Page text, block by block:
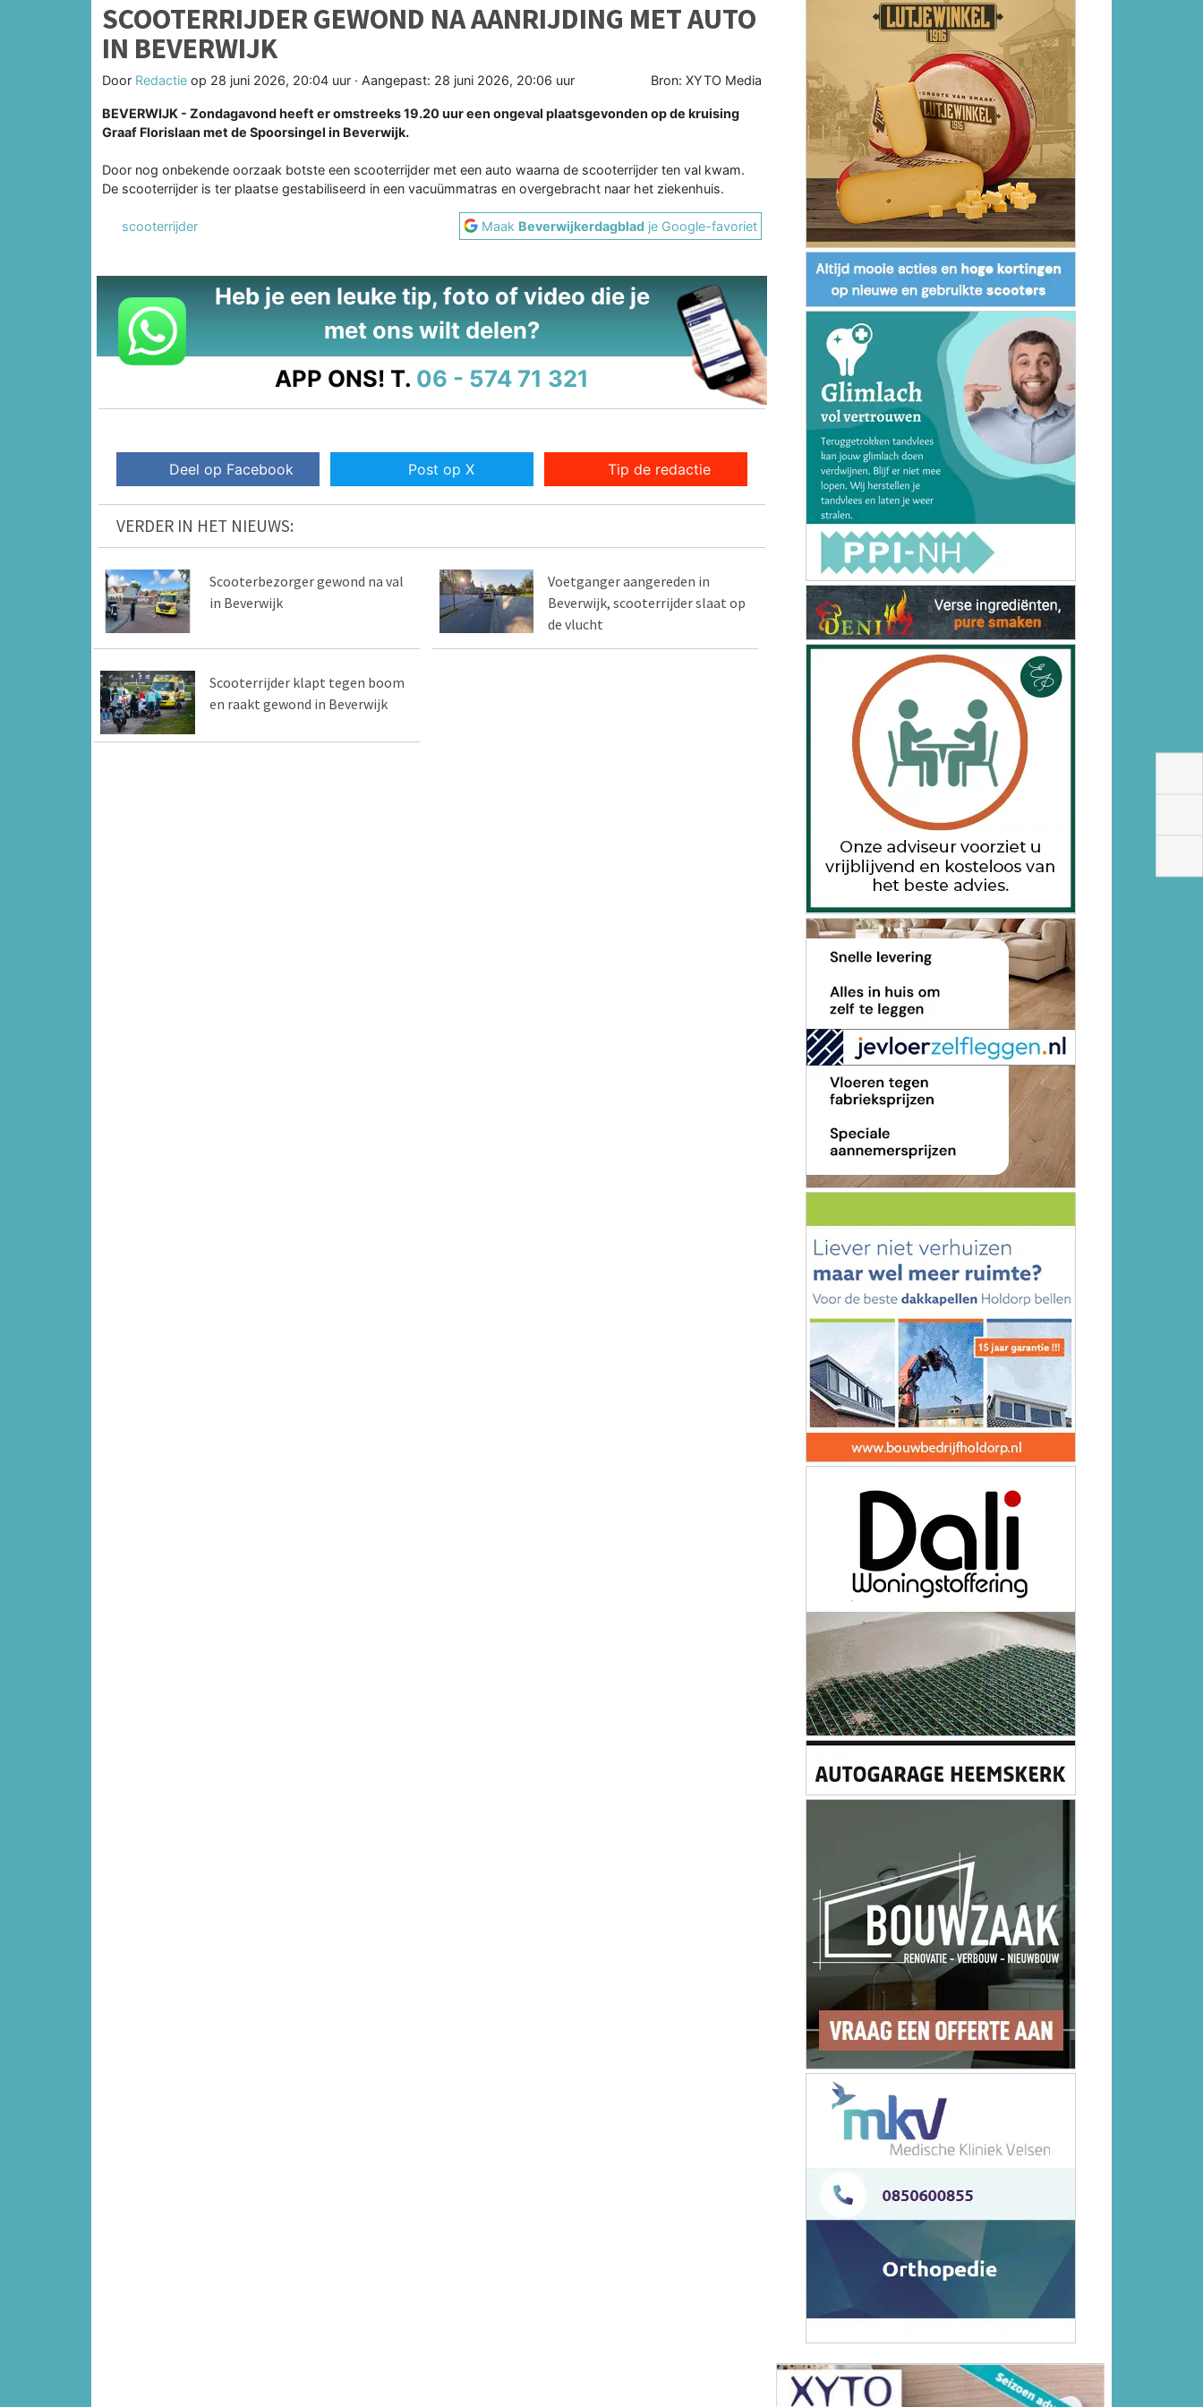
SCOOTERRIJDER GEWOND NA AANRIJDING MET AUTO
IN BEVERWIJK
Door Redactie op 28 juni 2026, 20:04 uur · Aangepast: 28 juni 2026, 20:06 uur Bron: XYTO Media
BEVERWIJK - Zondagavond heeft er omstreeks 19.20 uur een ongeval plaatsgevonden op de kruising
Graaf Florislaan met de Spoorsingel in Beverwijk.
Door nog onbekende oorzaak botste een scooterrijder met een auto waarna de scooterrijder ten val kwam.
De scooterrijder is ter plaatse gestabiliseerd in een vacuümmatras en overgebracht naar het ziekenhuis.
scooterrijder Maak Beverwijkerdagblad je Google-favoriet
Heb je een leuke tip, foto of video die je
met ons wilt delen?
APP ONS! T. 06 - 574 71 321
Deel op Facebook Post op X Tip de redactie
VERDER IN HET NIEUWS:
Scooterbezorger gewond na val
in Beverwijk
Voetganger aangereden in
Beverwijk, scooterrijder slaat op
de vlucht
Scooterrijder klapt tegen boom
en raakt gewond in Beverwijk